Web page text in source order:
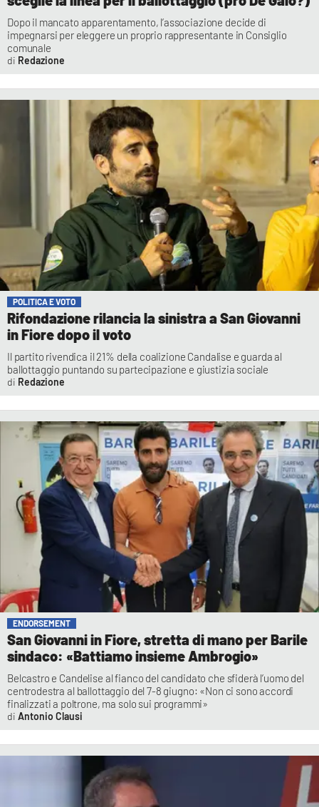
Dopo il mancato apparentamento, l’associazione decide di
impegnarsi per eleggere un proprio rappresentante in Consiglio
comunale
Redazione
POLITICA E VOTO
Rifondazione rilancia la sinistra a San Giovanni
in Fiore dopo il voto
Il partito rivendica il 21% della coalizione Candalise e guarda al
ballottaggio puntando su partecipazione e giustizia sociale
Redazione
ENDORSEMENT
San Giovanni in Fiore, stretta di mano per Barile
sindaco: «Battiamo insieme Ambrogio»
Belcastro e Candelise al fianco del candidato che sfiderà l’uomo del
centrodestra al ballottaggio del 7-8 giugno: «Non ci sono accordi
finalizzati a poltrone, ma solo sui programmi»
Antonio Clausi